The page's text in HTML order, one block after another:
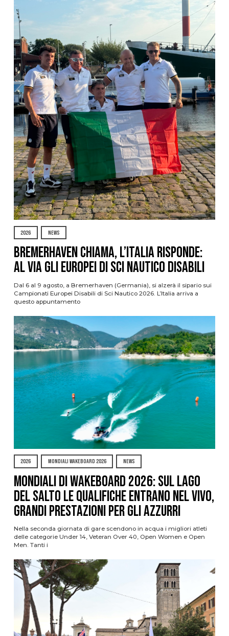
2026 NEWS
Bremerhaven chiama, l’Italia risponde:
al via gli Europei di Sci Nautico Disabili
Dal 6 al 9 agosto, a Bremerhaven (Germania), si alzerà il sipario sui
Campionati Europei Disabili di Sci Nautico 2026. L’Italia arriva a
questo appuntamento
2026 MONDIALI WAKEBOARD 2026 NEWS
Mondiali di Wakeboard 2026: sul Lago
del Salto le qualifiche entrano nel vivo,
grandi prestazioni per gli azzurri
Nella seconda giornata di gare scendono in acqua i migliori atleti
delle categorie Under 14, Veteran Over 40, Open Women e Open
Men. Tanti i